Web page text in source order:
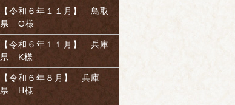
【令和６年１１月】 鳥取
県 O様
【令和６年１１月】 兵庫
県 K様
【令和６年８月】 兵庫
県 H様